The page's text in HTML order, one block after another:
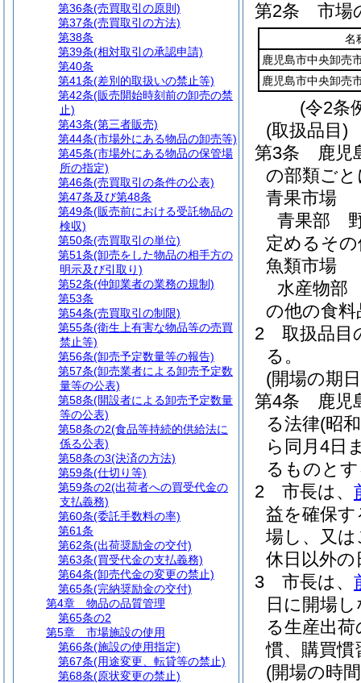
第2条
市場
名
鹿児島市中央卸売
鹿児島市中央卸売
(令2条
(取扱品目)
第3条
鹿児
の部類ご
青果市場
青果部
定めるそ
魚類市場
水産物部
の他の食料
2
取扱品目
る。
(開場の期
第4条
鹿児
る法律(昭
ら同月4日
るものと
2
市長は、
益を確保
場し、又
休日以外
3
市長は、
日に開場
る生産出
慣、購買
(開場の時
第36条(売買取引の原則)
第37条(売買取引の方法)
第38条
第39条(相対取引の承認申請)
第40条
第41条(差別的取扱いの禁止等)
第42条(販売開始時刻前の卸売の禁
止)
第43条(第三者販売)
第44条(市場外にある物品の卸売等)
第45条(市場外にある物品の保管場
所の指定)
第46条(売買取引の条件の公表)
第47条及び第48条
第49条(販売前における受託物品の
検収)
第50条(売買取引の単位)
第51条(卸売をした物品の相手方の
明示及び引取り)
第52条(仲卸業者の業務の規制)
第53条
第54条(売買取引の制限)
第55条(衛生上有害な物品等の売買
禁止等)
第56条(卸売予定数量等の報告)
第57条(卸売業者による卸売予定数
量等の公表)
第58条(開設者による卸売予定数量
等の公表)
第58条の2(食品等持続的供給法に
係る公表)
第58条の3(決済の方法)
第59条(仕切り等)
第59条の2(出荷者への買受代金の
支払義務)
第60条(委託手数料の率)
第61条
第62条(出荷奨励金の交付)
第63条(買受代金の支払義務)
第64条(卸売代金の変更の禁止)
第65条(完納奨励金の交付)
第4章
物品の品質管理
第65条の2
第5章
市場施設の使用
第66条(施設の使用指定)
第67条(用途変更、転貸等の禁止)
第68条(原状変更の禁止)